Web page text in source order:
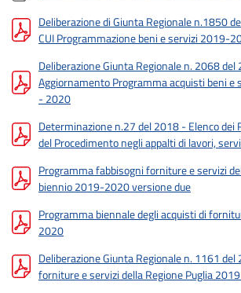
Deliberazione di Giunta Regionale n.1850
CUI Programmazione beni e servizi 2019-
Deliberazione Giunta Regionale n. 2068
Aggiornamento Programma acquisti beni
- 2020
Determinazione n.27 del 2018 - Elenco dei
del Procedimento negli appalti di lavori,
Programma fabbisogni forniture e servizi
biennio 2019-2020 versione due
Programma biennale degli acquisti di
2020
Deliberazione Giunta Regionale n. 1161 del
forniture e servizi della Regione Puglia